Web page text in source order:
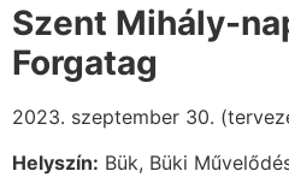
Szent Mihály-
Forgatag
2023. szeptember 30.
Helyszín: Bük, Büki